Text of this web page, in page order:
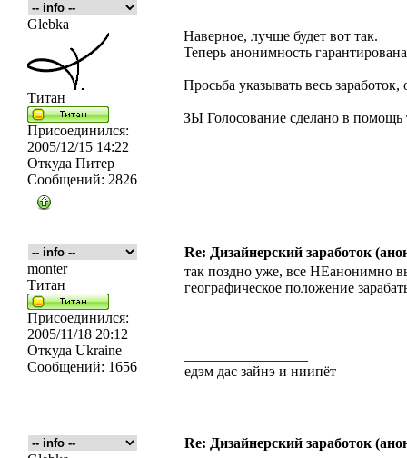
Glebka
Титан
Присоединился:
2005/12/15 14:22
Откуда Питер
Сообщений: 2826
Наверное, лучше будет вот так.
Теперь анонимность
Просьба указывать весь
ЗЫ Голосование сделано в
Re: Дизайнерский заработок
monter
Титан
Присоединился:
2005/11/18 20:12
Откуда Ukraine
Сообщений: 1656
так поздно уже, все НЕанонимно
географическое положение
едэм дас зайнэ и ниипёт
Re: Дизайнерский заработок